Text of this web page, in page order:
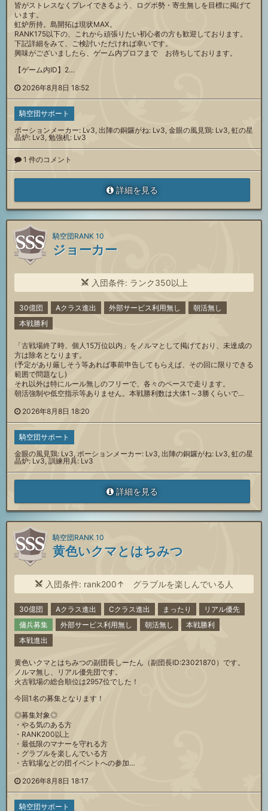
皆がストレスなくプレイできるよう、ログボ勢・寄生無しを目標に掲げて
います。
虹炉所持。島開拓は現状MAX。
RANK175以下の、これから頑張りたい初心者の方も歓迎しております。
下記詳細をみて、ご検討いただければ幸いです。
興味がございましたら、ゲーム内プロフまで お待ちしております。
【ゲーム内ID】2…
2026年8月8日 18:52
騎空団サポート
ポーションメーカー: Lv3, 出陣の銅鑼がね: Lv3, 金眼の風見鶏: Lv3, 虹の星
晶炉: Lv3, 勉強机: Lv3
1 件のコメント
詳細を見る
ジョーカー
騎空団RANK 10
入団条件: ランク350以上
30億団 Aクラス進出 外部サービス利用無し
朝活無し
本戦勝利
「古戦場終了時、個人15万位以内」をノルマとして掲げており、未達成の
方は除名となります。
(予定があり厳しそう等あれば事前申告してもらえば、その回に限りできる
範囲で問題なし)
それ以外は特にルール無しのフリーで、各々のペースで走ります。
朝活強制や低空指示等ありません。本戦勝利数は大体1～3勝くらいで…
2026年8月8日 18:20
騎空団サポート
金眼の風見鶏: Lv3, ポーションメーカー: Lv3, 出陣の銅鑼がね: Lv3, 虹の星
晶炉: Lv3, 訓練用具: Lv3
詳細を見る
黄色いクマとはちみつ
騎空団RANK 10
入団条件: rank200↑ グラブルを楽しんでいる人
30億団 Aクラス進出 Cクラス進出 まったり
リアル優先
傭兵募集
外部サービス利用無し 朝活無し
本戦勝利
本戦進出
黄色いクマとはちみつの副団長しーたん（副団長ID:23021870）です。
ノルマ無し、リアル優先団です。
火古戦場の総合順位は2957位でした！
今回1名の募集となります！
◎募集対象◎
・やる気のある方
・RANK200以上
・最低限のマナーを守れる方
・グラブルを楽しんでいる方
・古戦場などの団イベントへの参加…
2026年8月8日 18:17
騎空団サポート